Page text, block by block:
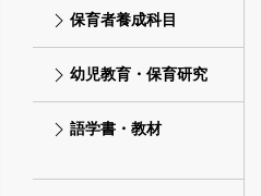
保育者養成科目
幼児教育・保育研究
語学書・教材